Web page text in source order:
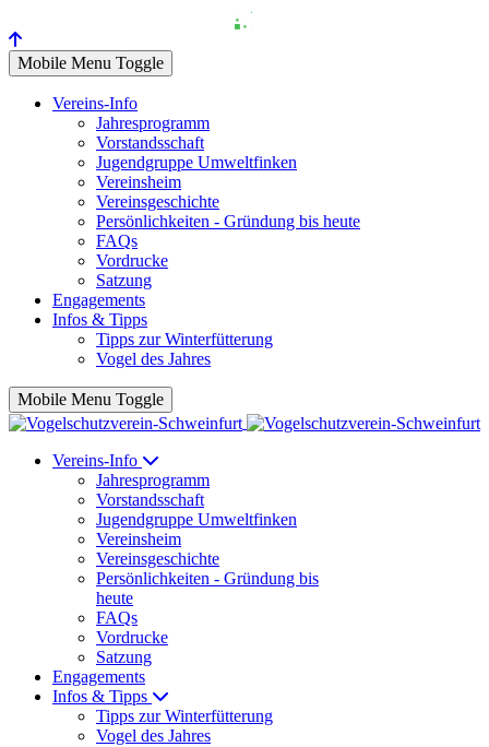
Mobile Menu Toggle
Vereins-Info
Jahresprogramm
Vorstandsschaft
Jugendgruppe Umweltfinken
Vereinsheim
Vereinsgeschichte
Persönlichkeiten - Gründung bis heute
FAQs
Vordrucke
Satzung
Engagements
Infos & Tipps
Tipps zur Winterfütterung
Vogel des Jahres
Mobile Menu Toggle
Vereins-Info
Jahresprogramm
Vorstandsschaft
Jugendgruppe Umweltfinken
Vereinsheim
Vereinsgeschichte
Persönlichkeiten - Gründung bis
heute
FAQs
Vordrucke
Satzung
Engagements
Infos & Tipps
Tipps zur Winterfütterung
Vogel des Jahres